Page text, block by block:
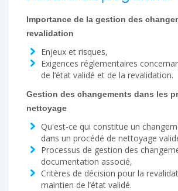
Importance de la gestion des
revalidation
Enjeux et risques,
Exigences réglementaires
de l’état validé et de la revalidation.
Gestion des changements dans les
nettoyage
Qu'est-ce qui constitue un
dans un procédé de nettoyage
Processus de gestion des
documentation associé,
Critères de décision pour la
maintien de l’état validé.